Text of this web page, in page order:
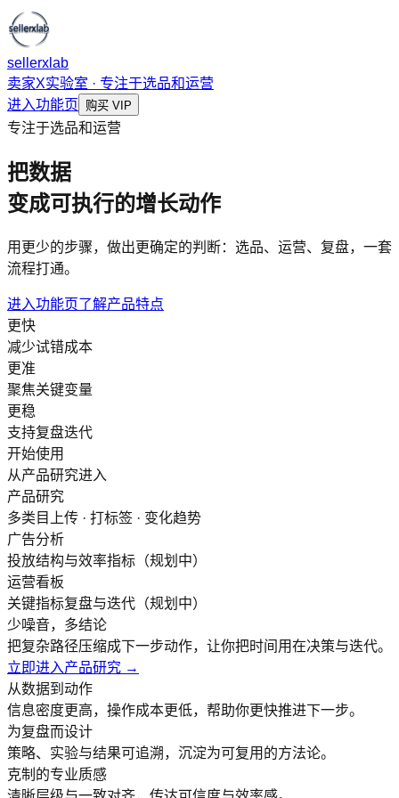
sellerxlab
卖家X实验室 · 专注于选品和运营
进入功能页
购买 VIP
专注于选品和运营
把数据
变成可执行的增长动作
用更少的步骤，做出更确定的判断：选品、运营、复盘，一套
流程打通。
进入功能页了解产品特点
更快
减少试错成本
更准
聚焦关键变量
更稳
支持复盘迭代
开始使用
从产品研究进入
产品研究
多类目上传 · 打标签 · 变化趋势
广告分析
投放结构与效率指标（规划中）
运营看板
关键指标复盘与迭代（规划中）
少噪音，多结论
把复杂路径压缩成下一步动作，让你把时间用在决策与迭代。
立即进入产品研究 →
从数据到动作
信息密度更高，操作成本更低，帮助你更快推进下一步。
为复盘而设计
策略、实验与结果可追溯，沉淀为可复用的方法论。
克制的专业质感